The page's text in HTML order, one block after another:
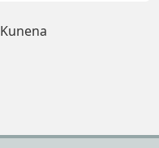
Kunena